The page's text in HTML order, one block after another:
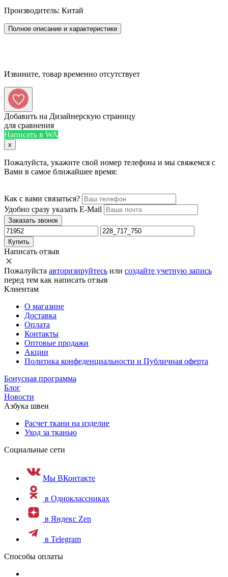
Производитель: Китай
Полное описание и характеристики
Извините, товар временно отсутствует
Добавить на Дизайнерскую страницу
для сравнения
Написать в WA
x
Пожалуйста, укажите свой номер телефона и мы свяжемся с
Вами в самое ближайшее время:
Как с вами связаться?
Удобно сразу указать E-Mail
Заказать звонок
Купить
Написать отзыв
Пожалуйста авторизируйтесь или создайте учетную запись
перед тем как написать отзыв
Клиентам
О магазине
Доставка
Оплата
Контакты
Оптовые продажи
Акции
Политика конфеденциальности и Публичная оферта
Бонусная программа
Блог
Новости
Азбука швеи
Расчет ткани на изделие
Уход за тканью
Социальные сети
Мы ВКонтакте
в Одноклассниках
в Яндекс Zen
в Telegram
Способы оплаты